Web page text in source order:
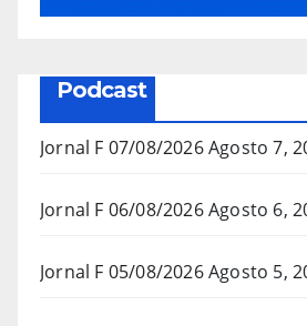
Podcast
Jornal F 07/08/2026Agosto 7,
Jornal F 06/08/2026Agosto 6,
Jornal F 05/08/2026Agosto 5,